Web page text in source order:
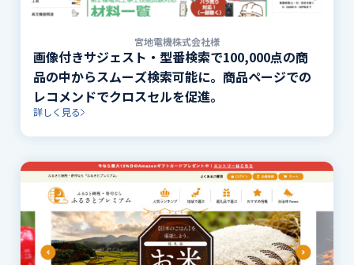
宮地電機株式会社様
画像付きサジェスト・型番検索で100,000点の商
品の中からスムーズ検索可能に。商品ページでの
レコメンドでクロスセルを促進。
詳しく見る